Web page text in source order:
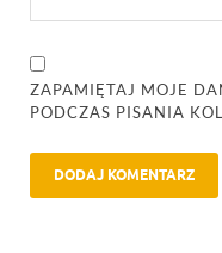
ZAPAMIĘTAJ MOJE
PODCZAS PISANIA